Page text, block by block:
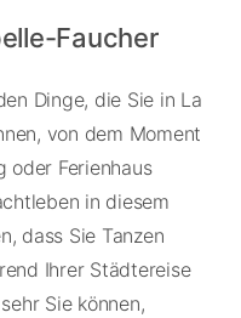
Faucher
Dinge, die Sie in La
von dem Moment
oder Ferienhaus
in diesem
dass Sie Tanzen
Ihrer Städtereise
Sie können,